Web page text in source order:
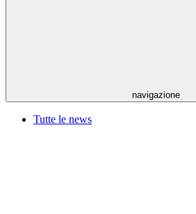
navigazione
Tutte le news